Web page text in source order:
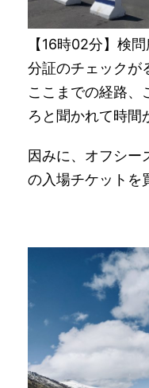
【16時02分】検
分証のチェックが
ここまでの経路、
ろと聞かれて時間
因みに、オフシー
の入場チケットを